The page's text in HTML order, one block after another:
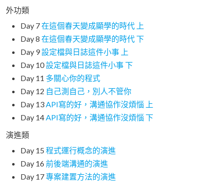
外功類
Day 7在這個春天變成顯學的時代 上
Day 8 在這個春天變成顯學的時代 下
Day 9設定檔與日誌這件小事 上
Day 10設定檔與日誌這件小事 下
Day 11 多關心你的程式
Day 12 自己測自己，別人不管你
Day 13API寫的好，溝通協作沒煩惱 上
Day 14API寫的好，溝通協作沒煩惱 下
演進類
Day 15 程式運行概念的演進
Day 16 前後端溝通的演進
Day 17專案建置方法的演進